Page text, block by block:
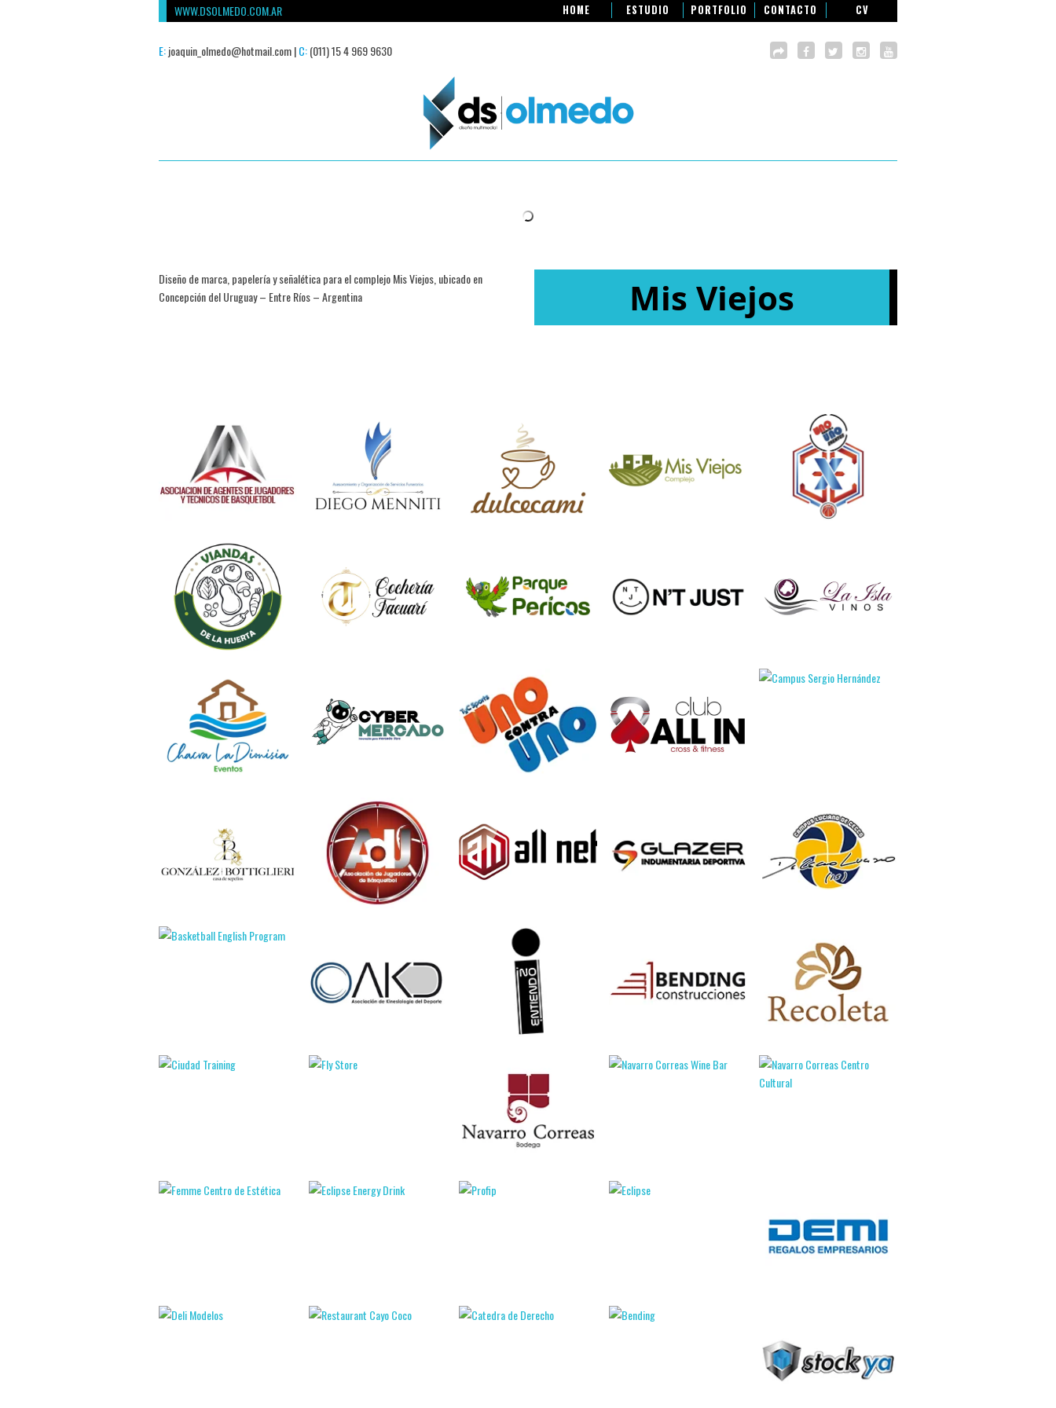
WWW.DSOLMEDO.COM.AR HOME ESTUDIO PORTFOLIO CONTACTO CV
E:joaquin_olmedo@hotmail.com |C:(011) 15 4 969 9630
Diseño de marca, papelería y señalética para el complejo Mis Viejos, ubicado en
Concepción del Uruguay – Entre Ríos – Argentina
Mis Viejos